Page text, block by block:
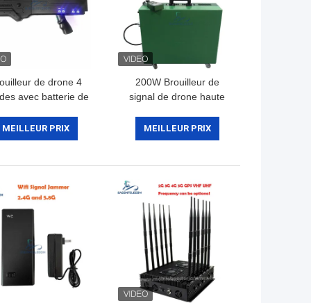
de drone 4
avec batterie de
pour le blocage des
signaux UAV
MEILLEUR PRIX
200W Brouilleur de
signal de drone haute
canaux pour la défense
anti-drone UAV
MEILLEUR PRIX